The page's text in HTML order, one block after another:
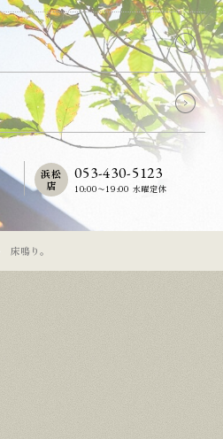
053-430-5123
10:00〜19:00 水曜定休
浜松
店
床鳴り。